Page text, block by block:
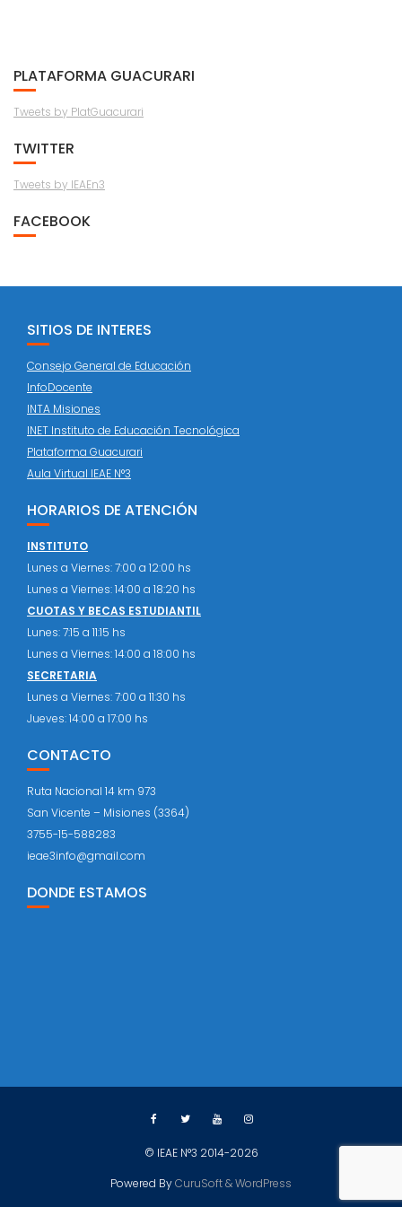
PLATAFORMA GUACURARI
Tweets by PlatGuacurari
TWITTER
Tweets by IEAEn3
FACEBOOK
SITIOS DE INTERES
Consejo General de Educación
InfoDocente
INTA Misiones
INET Instituto de Educación Tecnológica
Plataforma Guacurari
Aula Virtual IEAE N°3
HORARIOS DE ATENCIÓN
INSTITUTO
Lunes a Viernes: 7:00 a 12:00 hs
Lunes a Viernes: 14:00 a 18:20 hs
CUOTAS Y BECAS ESTUDIANTIL
Lunes: 7:15 a 11:15 hs
Lunes a Viernes: 14:00 a 18:00 hs
SECRETARIA
Lunes a Viernes: 7:00 a 11:30 hs
Jueves: 14:00 a 17:00 hs
CONTACTO
Ruta Nacional 14 km 973
San Vicente – Misiones (3364)
3755-15-588283
ieae3info@gmail.com
DONDE ESTAMOS
© IEAE N°3 2014-2026
Powered ByCuruSoft & WordPress